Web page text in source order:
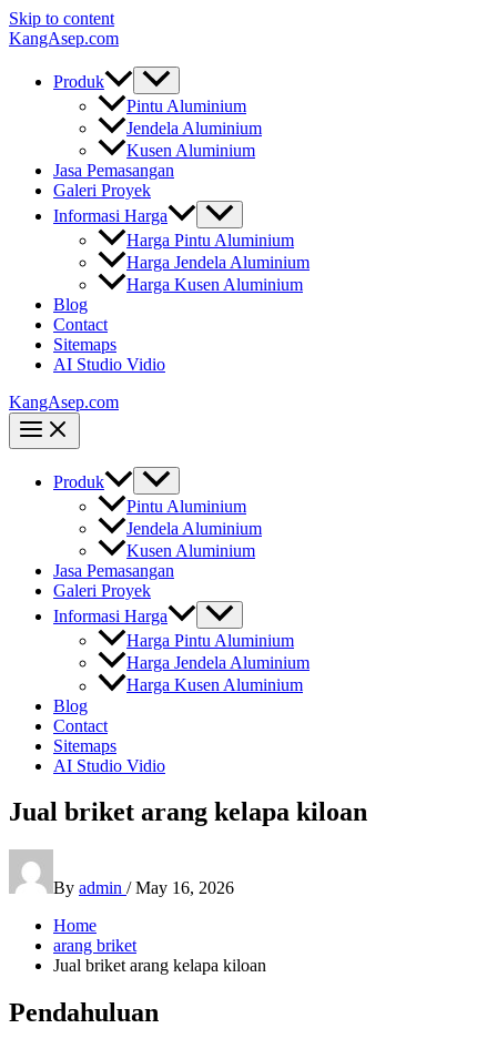
Skip to content
KangAsep.com
Produk
Pintu Aluminium
Jendela Aluminium
Kusen Aluminium
Jasa Pemasangan
Galeri Proyek
Informasi Harga
Harga Pintu Aluminium
Harga Jendela Aluminium
Harga Kusen Aluminium
Blog
Contact
Sitemaps
AI Studio Vidio
KangAsep.com
Produk
Pintu Aluminium
Jendela Aluminium
Kusen Aluminium
Jasa Pemasangan
Galeri Proyek
Informasi Harga
Harga Pintu Aluminium
Harga Jendela Aluminium
Harga Kusen Aluminium
Blog
Contact
Sitemaps
AI Studio Vidio
Jual briket arang kelapa kiloan
By admin /May 16, 2026
Home
arang briket
Jual briket arang kelapa kiloan
Pendahuluan